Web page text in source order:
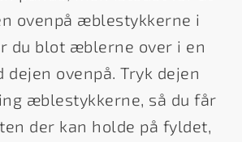
ovenpå æblestykkerne i
du blot æblerne over i en
ovenpå. Tryk dejen
æblestykkerne, så du får
der kan holde på fyldet,